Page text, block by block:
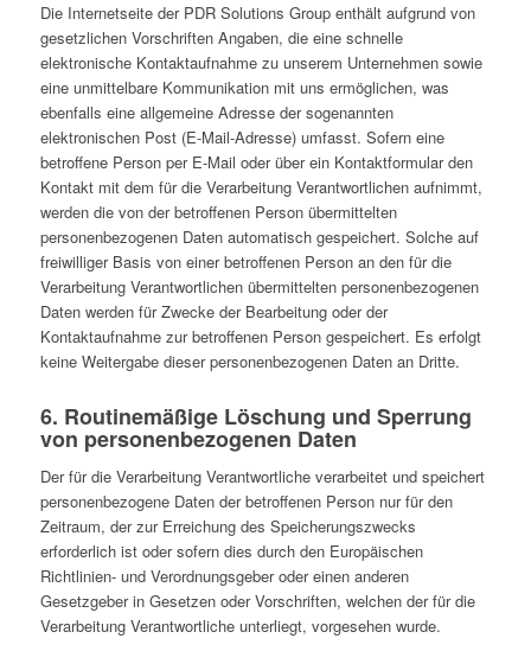
Die Internetseite der PDR Solutions Group enthält aufgrund von
gesetzlichen Vorschriften Angaben, die eine schnelle
elektronische Kontaktaufnahme zu unserem Unternehmen sowie
eine unmittelbare Kommunikation mit uns ermöglichen, was
ebenfalls eine allgemeine Adresse der sogenannten
elektronischen Post (E-Mail-Adresse) umfasst. Sofern eine
betroffene Person per E-Mail oder über ein Kontaktformular den
Kontakt mit dem für die Verarbeitung Verantwortlichen aufnimmt,
werden die von der betroffenen Person übermittelten
personenbezogenen Daten automatisch gespeichert. Solche auf
freiwilliger Basis von einer betroffenen Person an den für die
Verarbeitung Verantwortlichen übermittelten personenbezogenen
Daten werden für Zwecke der Bearbeitung oder der
Kontaktaufnahme zur betroffenen Person gespeichert. Es erfolgt
keine Weitergabe dieser personenbezogenen Daten an Dritte.
6. Routinemäßige Löschung und Sperrung
von personenbezogenen Daten
Der für die Verarbeitung Verantwortliche verarbeitet und speichert
personenbezogene Daten der betroffenen Person nur für den
Zeitraum, der zur Erreichung des Speicherungszwecks
erforderlich ist oder sofern dies durch den Europäischen
Richtlinien- und Verordnungsgeber oder einen anderen
Gesetzgeber in Gesetzen oder Vorschriften, welchen der für die
Verarbeitung Verantwortliche unterliegt, vorgesehen wurde.